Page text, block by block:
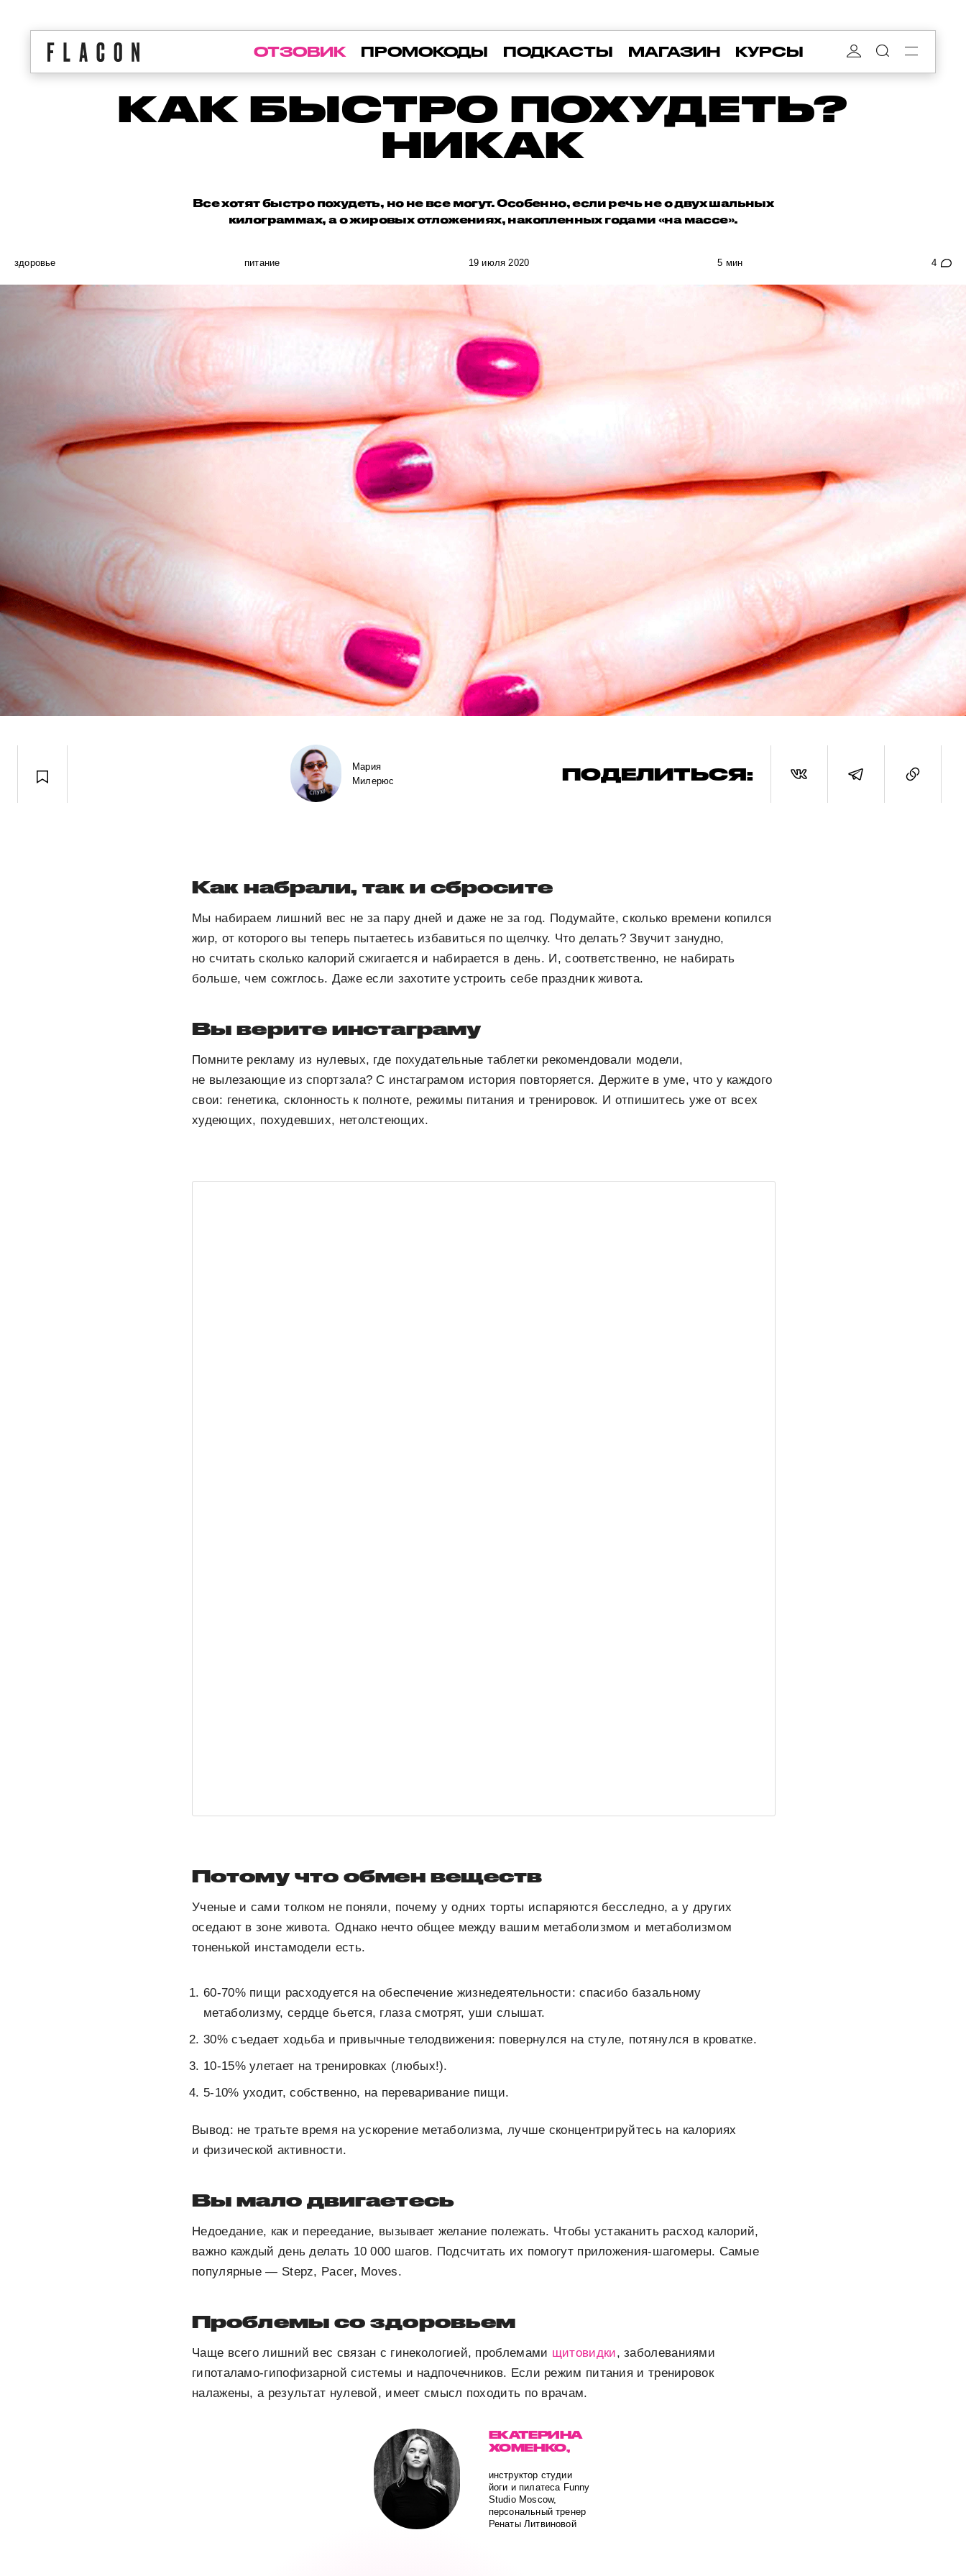
ОТЗОВИК ПРОМОКОДЫ ПОДКАСТЫ МАГАЗИН КУРСЫ
КАК БЫСТРО ПОХУДЕТЬ?
НИКАК
Все хотят быстро похудеть, но не все могут. Особенно, если речь не о двух шальных
килограммах, а о жировых отложениях, накопленных годами «на массе».
здоровье питание 19 июля 2020 5 мин 4
Мария
Милерюс
ПОДЕЛИТЬСЯ:
Как набрали, так и сбросите
Мы набираем лишний вес не за пару дней и даже не за год. Подумайте, сколько времени копился
жир, от которого вы теперь пытаетесь избавиться по щелчку. Что делать? Звучит занудно,
но считать сколько калорий сжигается и набирается в день. И, соответственно, не набирать
больше, чем сожглось. Даже если захотите устроить себе праздник живота.
Вы верите инстаграму
Помните рекламу из нулевых, где похудательные таблетки рекомендовали модели,
не вылезающие из спортзала? С инстаграмом история повторяется. Держите в уме, что у каждого
свои: генетика, склонность к полноте, режимы питания и тренировок. И отпишитесь уже от всех
худеющих, похудевших, нетолстеющих.
Потому что обмен веществ
Ученые и сами толком не поняли, почему у одних торты испаряются бесследно, а у других
оседают в зоне живота. Однако нечто общее между вашим метаболизмом и метаболизмом
тоненькой инстамодели есть.
60-70% пищи расходуется на обеспечение жизнедеятельности: спасибо базальному
метаболизму, сердце бьется, глаза смотрят, уши слышат.
30% съедает ходьба и привычные телодвижения: повернулся на стуле, потянулся в кроватке.
10-15% улетает на тренировках (любых!).
5-10% уходит, собственно, на переваривание пищи.
Вывод: не тратьте время на ускорение метаболизма, лучше сконцентрируйтесь на калориях
и физической активности.
Вы мало двигаетесь
Недоедание, как и переедание, вызывает желание полежать. Чтобы устаканить расход калорий,
важно каждый день делать 10 000 шагов. Подсчитать их помогут приложения-шагомеры. Самые
популярные — Stepz, Pacer, Moves.
Проблемы со здоровьем
Чаще всего лишний вес связан с гинекологией, проблемами щитовидки, заболеваниями
гипоталамо-гипофизарной системы и надпочечников. Если режим питания и тренировок
налажены, а результат нулевой, имеет смысл походить по врачам.
ЕКАТЕРИНА
ХОМЕНКО,
инструктор студии
йоги и пилатеса Funny
Studio Moscow,
персональный тренер
Ренаты Литвиновой